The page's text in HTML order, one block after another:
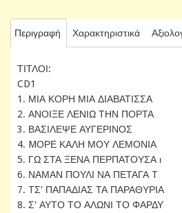
Περιγραφή Χαρακτηριστικά
ΤΙΤΛΟΙ:
CD1
1. ΜΙΑ ΚΟΡΗ ΜΙΑ ΔΙΑΒΑΤΙΣΣΑ
2. ΑΝΟΙΞΕ ΛΕΝΙΩ ΤΗΝ ΠΟΡΤΑ
3. ΒΑΣΙΛΕΨΕ ΑΥΓΕΡΙΝΟΣ
4. MΟΡΕ ΚΑΛΗ ΜΟΥ ΛΕΜΟΝΙΑ
5. ΓΩ ΣΤΑ ΞΕΝΑ ΠΕΡΠΑΤΟΥΣΑ ι
6. ΝΑΜΑΝ ΠΟΥΛΙ ΝΑ ΠΕΤΑΓΑ T
7. TΣ' ΠΑΠΑΔΙΑΣ ΤΑ ΠΑΡΑΘΥΡΙΑ
8. Σ' ΑΥΤΟ ΤΟ ΑΛΩΝΙ ΤΟ ΦΑΡΔΥ